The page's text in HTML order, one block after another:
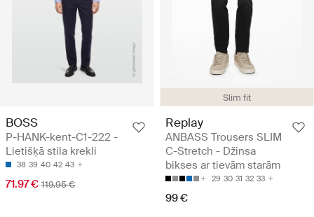
BOSS
P-HANK-kent-C1-222 -
Lietišķā stila krekli
38 39 40 42 43
71.97 € 119.95 €
Slim fit
Replay
ANBASS Trousers SLIM
C-Stretch - Džinsa
bikses ar tievām starām
29 30 31 32 33
99 €